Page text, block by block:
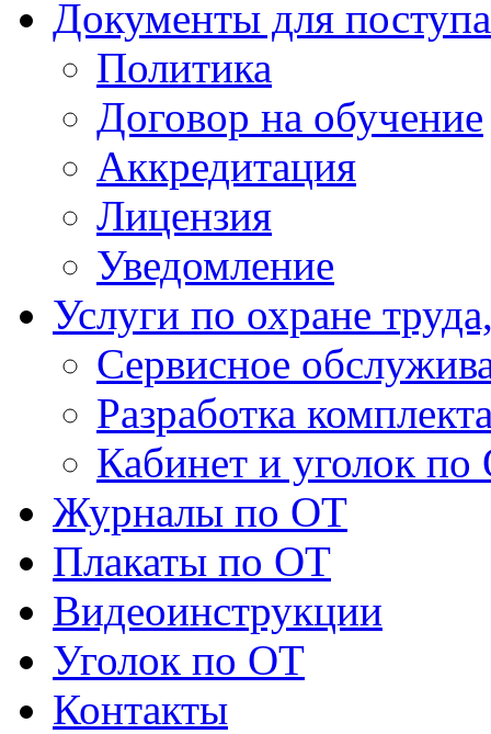
Документы для
Политика
Договор на обучение
Аккредитация
Лицензия
Уведомление
Услуги по охране
Сервисное
Разработка
Кабинет и уголок
Журналы по ОТ
Плакаты по ОТ
Видеоинструкции
Уголок по ОТ
Контакты